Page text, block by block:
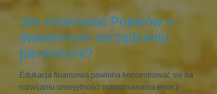
Jak edukować Polaków o
świadomym zarządzaniu
pieniędzmi?
Edukacja finansowa powinna koncentrować się na
rozwijaniu umiejętności rozpoznawania emocji